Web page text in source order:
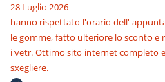
28 Luglio 2026
hanno rispettato l'orario dell'
le gomme, fatto ulteriore lo sconto e
i vetr. Ottimo sito internet completo
sxegliere.